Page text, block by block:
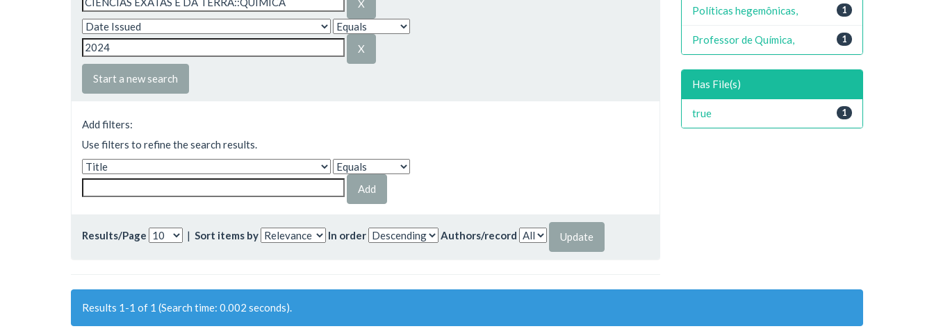
Start a new search
Add filters:
Use filters to refine the search results.
Results/Page | Sort items by In order Authors/record
Results 1-1 of 1 (Search time: 0.002 seconds).
1
Políticas hegemônicas,
1
Professor de Química,
Has File(s)
1
true